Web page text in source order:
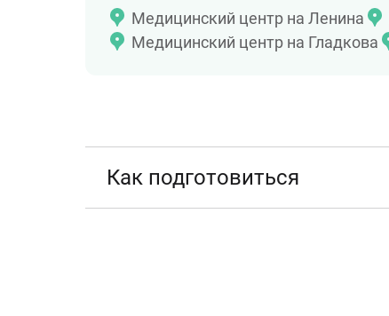
Медицинский центр на Ленина
Медицинский центр на Гладкова
Как подготовиться